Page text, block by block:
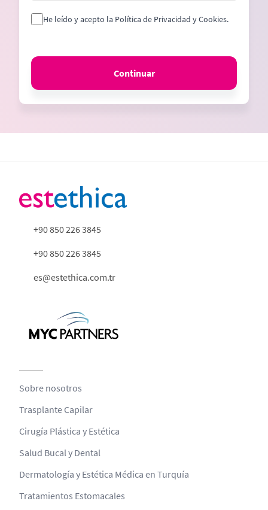
He leído y acepto la Política de Privacidad y Cookies.
Continuar
+90 850 226 3845
+90 850 226 3845
es@estethica.com.tr
Sobre nosotros
Trasplante Capilar
Cirugía Plástica y Estética
Salud Bucal y Dental
Dermatología y Estética Médica en Turquía
Tratamientos Estomacales